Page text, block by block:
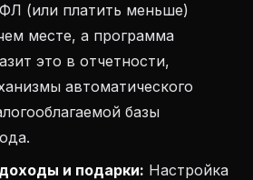
(или платить меньше)
месте, а программа
это в отчетности,
автоматического
базы
и подарки: Настройка